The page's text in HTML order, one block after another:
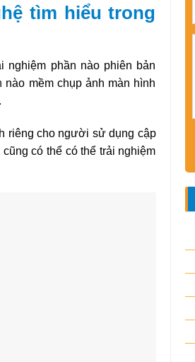
tìm hiểu trong
nghiệm phần nào phiên bản
mềm chụp ảnh màn hình
riêng cho người sử dụng cập
có thể có thể trải nghiệm